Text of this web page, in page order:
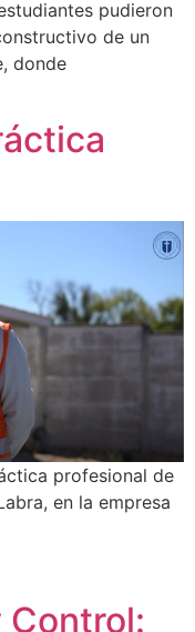
pudieron
de un
donde
profesional de
en la empresa